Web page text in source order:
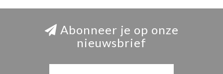
Abonneer je op onze
nieuwsbrief